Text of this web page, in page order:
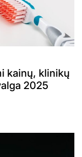
kainų, klinikų
2025